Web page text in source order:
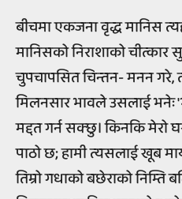
बीचमा एकजना वृद्ध मानिस
मानिसको निराशाको
चुपचापसित चिन्तन- मनन गरे,
मिलनसार भावले उसलाई भनेः
मद्दत गर्न सक्छु। किनकि मेरो
पाठो छ; हामी त्यसलाई खूब
तिम्रो गधाको बछेराको निम्ति